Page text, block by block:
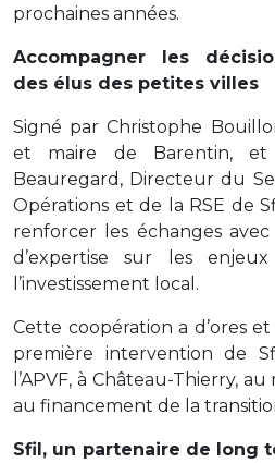
prochaines années.
Accompagner les
des élus des petites villes
Signé par Christophe
et maire de Barentin, et
Beauregard, Directeur du
Opérations et de la RSE de
renforcer les échanges
d’expertise sur les
l’investissement local.
Cette coopération a d’ores
première intervention de
l’APVF, à Château-Thierry,
au financement de la
Sfil, un partenaire de long